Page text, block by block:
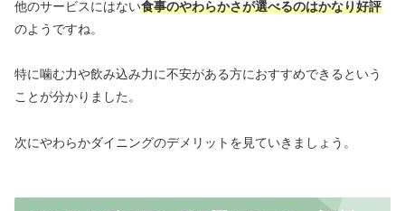
他のサービスにはない食事のやわらかさが選べるのはかなり好評
のようですね。
特に噛む力や飲み込み力に不安がある方におすすめできるという
ことが分かりました。
次にやわらかダイニングのデメリットを見ていきましょう。